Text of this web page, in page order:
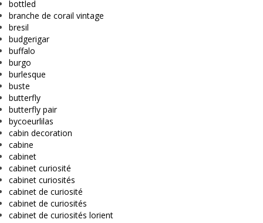
bottled
branche de corail vintage
bresil
budgerigar
buffalo
burgo
burlesque
buste
butterfly
butterfly pair
bycoeurlilas
cabin decoration
cabine
cabinet
cabinet curiosité
cabinet curiosités
cabinet de curiosité
cabinet de curiosités
cabinet de curiosités lorient